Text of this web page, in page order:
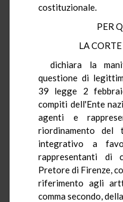
costituzionale.
PER
LA
dichiara la
questione di
39 legge 2
compiti dell'Ente
agenti e
riordinamento del
integrativo a
rappresentanti di
Pretore di Firenze,
riferimento agli
comma secondo,